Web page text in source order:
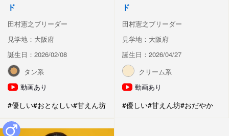
ド
田村憲之ブリーダー
見学地：大阪府
誕生日：2026/02/08
タン系
動画あり
#優しい#おとなしい#甘えん坊
ド
田村憲之ブリーダー
見学地：大阪府
誕生日：2026/04/27
クリーム系
動画あり
#優しい#甘えん坊#おだやか